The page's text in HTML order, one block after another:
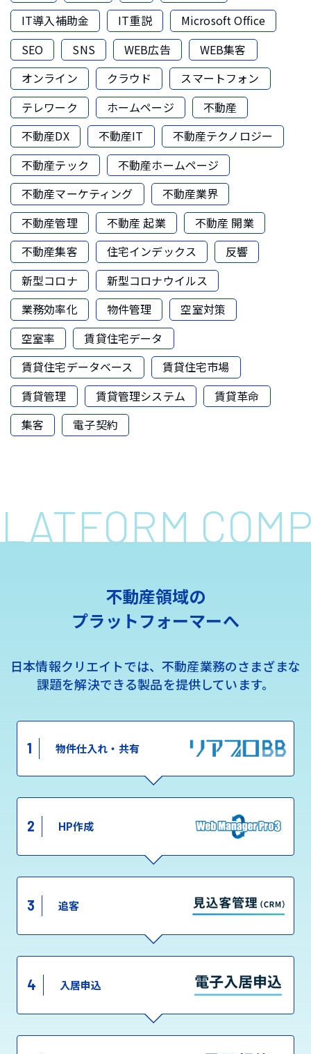
IT導入補助金 IT重説
Microsoft Office
SEO
SNS WEB広告
WEB集客
オンライン
クラウド
スマートフォン
テレワーク
ホームページ
不動産
不動産DX
不動産IT
不動産テクノロジー
不動産テック
不動産ホームページ
不動産マーケティング
不動産業界
不動産管理
不動産 起業
不動産 開業
不動産集客
住宅インデックス
反響
新型コロナ
新型コロナウイルス
業務効率化
物件管理
空室対策
空室率
賃貸住宅データ
賃貸住宅データベース
賃貸住宅市場
賃貸管理
賃貸管理システム
賃貸革命
集客
電子契約
不動産領域の
プラットフォーマーへ
日本情報クリエイトでは、不動産業務のさまざまな
課題を解決できる製品を提供しています。
1 物件仕入れ・共有
2 HP作成
3 追客
4 入居申込